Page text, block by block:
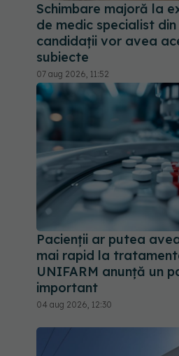
Schimbare majoră la
de medic specialist
candidații vor avea
subiecte
07 aug 2026, 11:52
Pacienții ar putea
mai rapid la
UNIFARM anunță un
important
04 aug 2026, 12:30